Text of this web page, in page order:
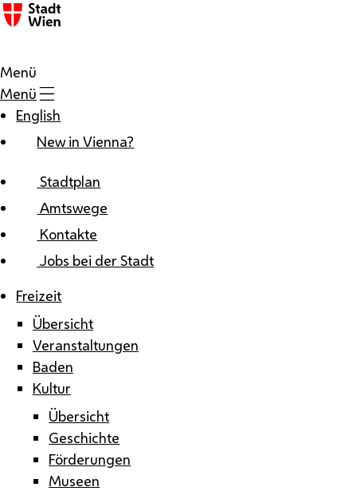
Zum Inhalt
Menü
Menü
English
New in Vienna?
Stadtplan
Amtswege
Kontakte
Jobs bei der Stadt
Freizeit
Übersicht
Veranstaltungen
Baden
Kultur
Übersicht
Geschichte
Förderungen
Museen